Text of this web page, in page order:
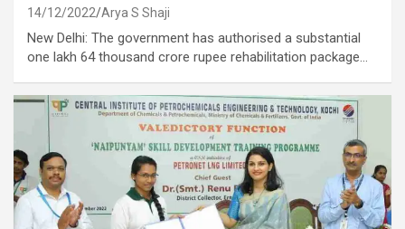
14/12/2022 Arya S Shaji
New Delhi: The government has authorised a substantial
one lakh 64 thousand crore rupee rehabilitation package…